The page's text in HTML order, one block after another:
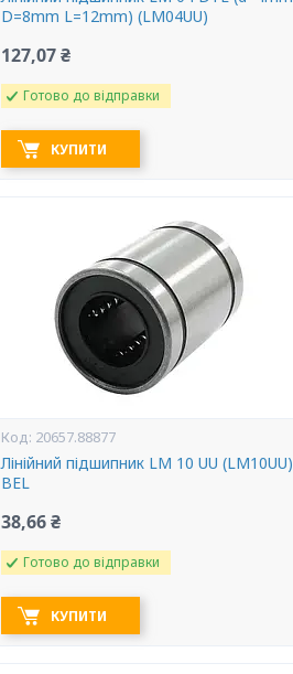
D=8mm L=12mm) (LM04UU)
127,07 ₴
Готово до відправки
КУПИТИ
20657.88877
Лінійний підшипник LM 10 UU (LM10UU)
BEL
38,66 ₴
Готово до відправки
КУПИТИ